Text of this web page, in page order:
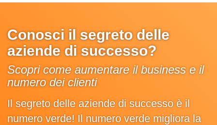
Conosci il segreto delle
aziende di successo?
Scopri come aumentare il business e il
numero dei clienti
Il segreto delle aziende di successo è il
numero verde! Il numero verde migliora la